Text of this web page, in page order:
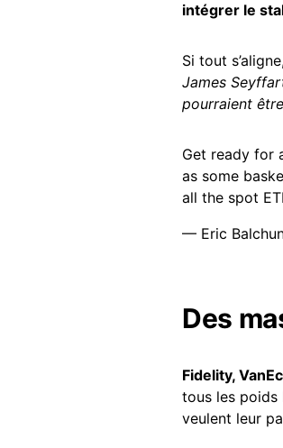
intégrer le
Si tout
James
pourraient
Get ready for
as some
all the spot
— Eric
Des
Fidelity,
tous les poids
veulent leur